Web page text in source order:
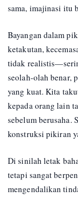
sama, imajinasi itu
Bayangan dalam
ketakutan,
tidak
seolah-olah benar,
yang kuat. Kita
kepada orang lain
sebelum berusaha.
konstruksi pikiran
Di sinilah letak
tetapi sangat
mengendalikan